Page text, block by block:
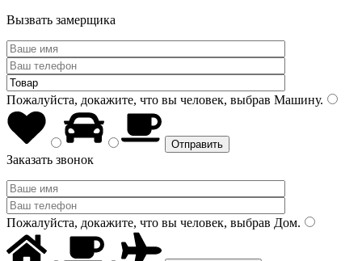
Вызвать замерщика
Пожалуйста, докажите, что вы человек, выбрав Машину.
Заказать звонок
Пожалуйста, докажите, что вы человек, выбрав Дом.